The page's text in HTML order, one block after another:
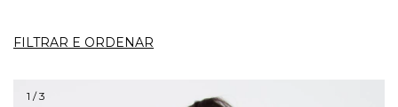
FILTRAR E ORDENAR
1 /3